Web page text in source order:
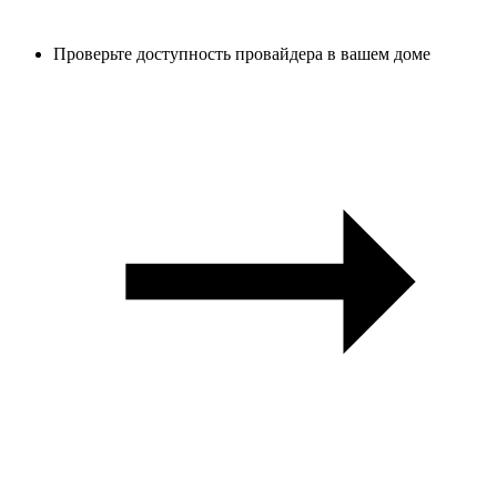
Проверьте доступность провайдера в вашем доме